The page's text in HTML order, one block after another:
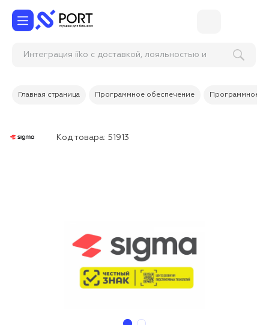
Интеграция iiko с доставкой, лояльностью и
Главная страница Программное обеспечение Программное
Код товара: 51913